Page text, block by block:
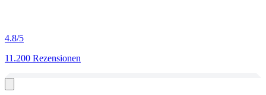
4.8/5
11.200 Rezensionen